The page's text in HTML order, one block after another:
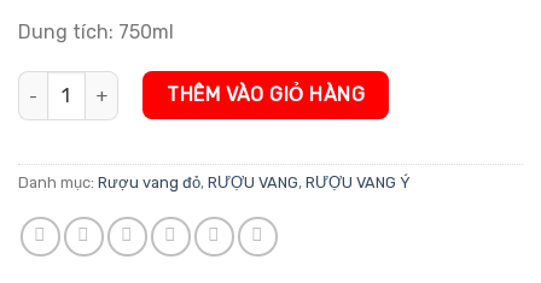
Dung tích: 750ml
Rượu Vang Đỏ Tavernello Organic Sangiovese Rubicone số lượng
THÊM VÀO GIỎ HÀNG
Danh mục: Rượu vang đỏ, RƯỢU VANG, RƯỢU VANG Ý